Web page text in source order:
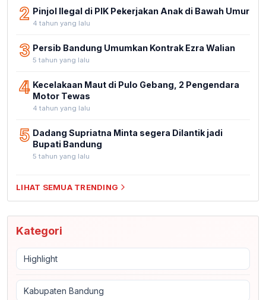
2 Pinjol Ilegal di PIK Pekerjakan Anak di Bawah Umur
4 tahun yang lalu
3 Persib Bandung Umumkan Kontrak Ezra Walian
5 tahun yang lalu
4 Kecelakaan Maut di Pulo Gebang, 2 Pengendara
Motor Tewas
4 tahun yang lalu
5 Dadang Supriatna Minta segera Dilantik jadi
Bupati Bandung
5 tahun yang lalu
LIHAT SEMUA TRENDING
Kategori
Highlight
Kabupaten Bandung